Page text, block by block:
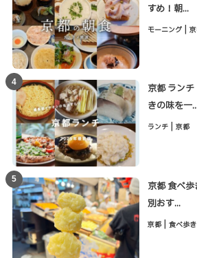
すめ！朝...
モーニング |
4
京都 ラン
きの味を一
ランチ | 京都
5
京都 食べ
別おす...
京都 | 食べ歩き